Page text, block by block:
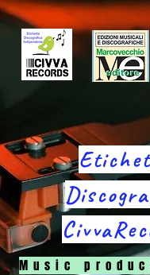
M u s i c p r o d u